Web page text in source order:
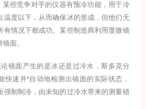
些竞争对手的仪器有预冷功能，用于冷
温度以下，从而确保冰的形成，但他们无
有情况下都成功。某些制造商利用显微镜
面。
面产生的是冰还是过冷水，斯多克分
快速并*自动地检测出镜面的实际状态，
强制制冷，由未知的过冷水带来的测量错